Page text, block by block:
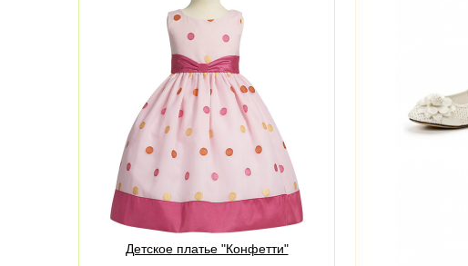
Детское платье "Конфетти"